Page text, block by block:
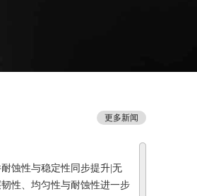
更多新闻
蚀性与稳定性同步提升|无
性、均匀性与耐蚀性进一步